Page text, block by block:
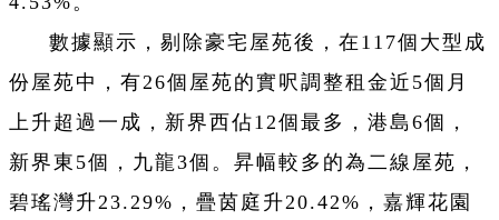
數據顯示，剔除豪宅屋苑後，在117個大型成
份屋苑中，有26個屋苑的實呎調整租金近5個月
上升超過一成，新界西佔12個最多，港島6個，
新界東5個，九龍3個。昇幅較多的為二線屋苑，
碧瑤灣升23.29%，疊茵庭升20.42%，嘉輝花園